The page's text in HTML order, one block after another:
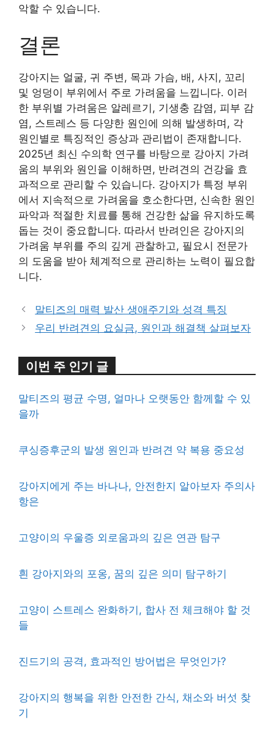
악할 수 있습니다.
결론
강아지는 얼굴, 귀 주변, 목과 가슴, 배, 사지, 꼬리
및 엉덩이 부위에서 주로 가려움을 느낍니다. 이러
한 부위별 가려움은 알레르기, 기생충 감염, 피부 감
염, 스트레스 등 다양한 원인에 의해 발생하며, 각
원인별로 특징적인 증상과 관리법이 존재합니다.
2025년 최신 수의학 연구를 바탕으로 강아지 가려
움의 부위와 원인을 이해하면, 반려견의 건강을 효
과적으로 관리할 수 있습니다. 강아지가 특정 부위
에서 지속적으로 가려움을 호소한다면, 신속한 원인
파악과 적절한 치료를 통해 건강한 삶을 유지하도록
돕는 것이 중요합니다. 따라서 반려인은 강아지의
가려움 부위를 주의 깊게 관찰하고, 필요시 전문가
의 도움을 받아 체계적으로 관리하는 노력이 필요합
니다.
말티즈의 매력 발산 생애주기와 성격 특징
우리 반려견의 요실금, 원인과 해결책 살펴보자
이번 주 인기 글
말티즈의 평균 수명, 얼마나 오랫동안 함께할 수 있
을까
쿠싱증후군의 발생 원인과 반려견 약 복용 중요성
강아지에게 주는 바나나, 안전한지 알아보자 주의사
항은
고양이의 우울증 외로움과의 깊은 연관 탐구
흰 강아지와의 포옹, 꿈의 깊은 의미 탐구하기
고양이 스트레스 완화하기, 합사 전 체크해야 할 것
들
진드기의 공격, 효과적인 방어법은 무엇인가?
강아지의 행복을 위한 안전한 간식, 채소와 버섯 찾
기